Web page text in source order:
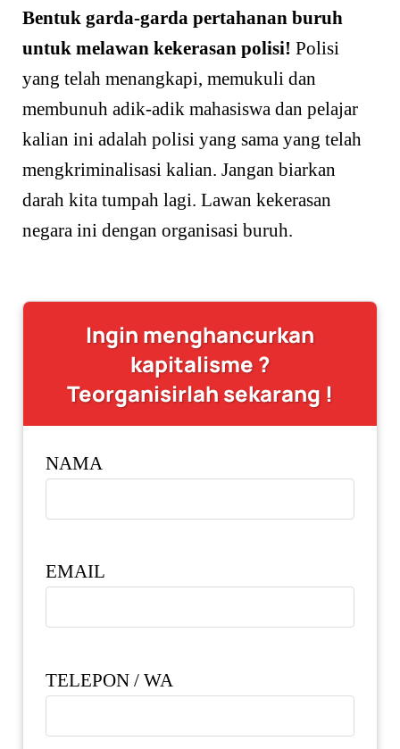
Bentuk garda-garda pertahanan buruh
untuk melawan kekerasan polisi! Polisi
yang telah menangkapi, memukuli dan
membunuh adik-adik mahasiswa dan pelajar
kalian ini adalah polisi yang sama yang telah
mengkriminalisasi kalian. Jangan biarkan
darah kita tumpah lagi. Lawan kekerasan
negara ini dengan organisasi buruh.
Ingin menghancurkan
kapitalisme ?
Teorganisirlah sekarang !
NAMA
EMAIL
TELEPON / WA